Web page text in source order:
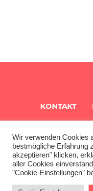
KONTAKT
IMPRESSUM
Wir verwenden Cookies
bestmögliche Erfahrung
akzeptieren" klicken,
aller Cookies
"Cookie-Einstellungen"